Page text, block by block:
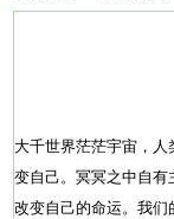
大千世界茫茫宇宙，
变自己。冥冥之中自
改变自己的命运。我